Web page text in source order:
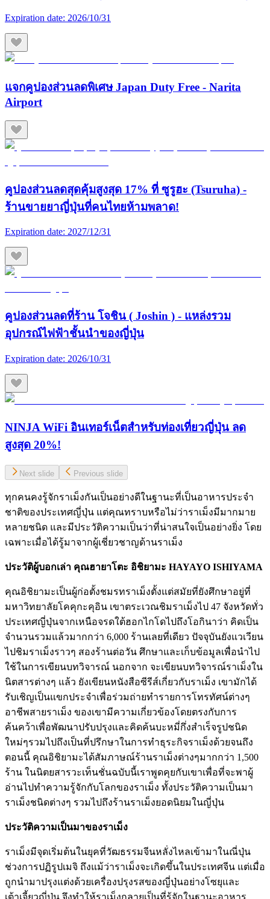
Expiration date: 2026/10/31
แจกคูปองส่วนลดพิเศษ Japan Duty Free - Narita
Airport
คูปองส่วนลดสุดคุ้มสูงสุด 17% ที่ ซูรูฮะ (Tsuruha) -
ร้านขายยาญี่ปุ่นที่คนไทยห้ามพลาด!
Expiration date: 2027/12/31
คูปองส่วนลดที่ร้าน โจชิน ( Joshin ) - แหล่งรวม
อุปกรณ์ไฟฟ้าชั้นนำของญี่ปุ่น
Expiration date: 2026/10/31
NINJA WiFi อินเทอร์เน็ตสำหรับท่องเที่ยวญี่ปุ่น ลด
สูงสุด 20%!
Next slide Previous slide
ทุกคนคงรู้จักราเม็งกันเป็นอย่างดีในฐานะที่เป็นอาหารประจำ
ชาติของประเทศญี่ปุ่น แต่คุณทราบหรือไม่ว่าราเม็งมีมากมาย
หลายชนิด และมีประวัติความเป็นว่าที่น่าสนใจเป็นอย่างยิ่ง โดย
เฉพาะเมื่อได้รู้มาจากผู้เชี่ยวชาญด้านราเม็ง
ประวัติผู้บอกเล่า คุณฮายาโตะ อิชิยามะ HAYAYO ISHIYAMA
คุณอิชิยามะเป็นผู้ก่อตั้งชมรทราเม็งตั้งแต่สมัยที่ยังศึกษาอยู่ที่
มหาวิทยาลัยโคคุกะคุอิน เขาตระเวณชิมราเม็งไป 47 จังหวัดทั่ว
ประเทศญี่ปุ่นจากเหนือจรดใต้ฮอกไกโดไปถึงโอกินาว่า คิดเป็น
จำนวนรวมแล้วมากกว่า 6,000 ร้านเลยที่เดียว ปัจจุบันยังแวเวียน
ไปชิมราเม็งราวๆ สองร้านต่อวัน ศึกษาและเก็บข้อมูลเพื่อนำไป
ใช้ในการเขียนบทวิจารณ์ นอกจาก จะเขียนบทวิจารณ์ราเม็งใน
นิตสารต่างๆ แล้ว ยังเขียนหนังสือซีรีส์เกี่ยวกับราเม็ง เขามักได้
รับเชิญเป็นแขกประจำเพื่อร่วมถ่ายทำรายการโทรทัศน์ต่างๆ
อาชีพสายราเม็ง ของเขามีความเกี่ยวข้องโดยตรงกับการ
ค้นคว้าเพื่อพัฒนาปรับปรุงและคิดค้นบะหมี่กึ่งสำเร็จรูปชนิด
ใหม่ๆรวมไปถึงเป็นที่ปรึกษาในการทำธุระกิจราเม็งด้วยจนถึง
ตอนนี้ คุณอิชิยามะได้สัมภาษณ์ร้านราเม็งต่างๆมากกว่า 1,500
ร้าน ในนิตยสารวะเท็นชั่นฉบับนี้เราพูดคุยกับเขาเพื่อที่จะพาผู้
อ่านไปทำความรู้จักกับโลกของราเม็ง ทั้งประวัติความเป็นมา
ราเม็งชนิดต่างๆ รวมไปถึงร้านราเม็งยอดนิยมในญี่ปุ่น
ประวัติความเป็นมาของราเม็ง
ราเม็งมีจุดเริ่มต้นในยุคที่วัฒธรรมจีนหลั่งไหลเข้ามาในณี่ปุ่น
ช่วงการปฏิรูปเมจิ ถึงแม้ว่าราเม็งจะเกิดขึ้นในประเทศจีน แต่เมื่อ
ถูกนำมาปรุงแต่งด้วยเครื่องปรุงรสของญี่ปุ่นอย่างโซยุและ